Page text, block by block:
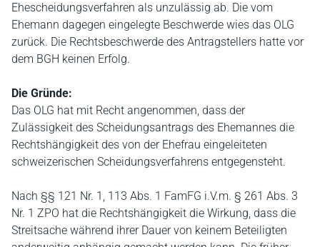
Ehescheidungsverfahren als unzulässig ab. Die vom
Ehemann dagegen eingelegte Beschwerde wies das OLG
zurück. Die Rechtsbeschwerde des Antragstellers hatte vor
dem BGH keinen Erfolg.
Die Gründe:
Das OLG hat mit Recht angenommen, dass der
Zulässigkeit des Scheidungsantrags des Ehemannes die
Rechtshängigkeit des von der Ehefrau eingeleiteten
schweizerischen Scheidungsverfahrens entgegensteht.
Nach §§ 121 Nr. 1, 113 Abs. 1 FamFG i.V.m. § 261 Abs. 3
Nr. 1 ZPO hat die Rechtshängigkeit die Wirkung, dass die
Streitsache während ihrer Dauer von keinem Beteiligten